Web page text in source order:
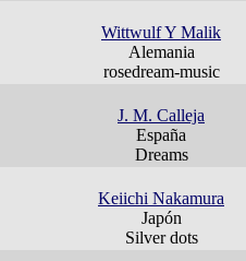
Wittwulf Y Malik
Alemania
rosedream-music
J. M. Calleja
España
Dreams
Keiichi Nakamura
Japón
Silver dots